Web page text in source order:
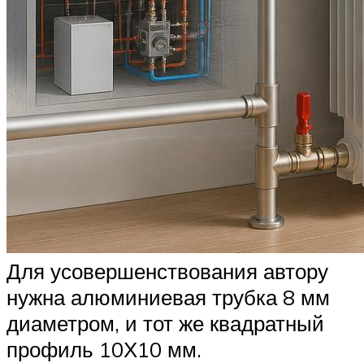
Для усовершенствования автору
нужна алюминиевая трубка 8 мм
диаметром, и тот же квадратный
профиль 10Х10 мм.